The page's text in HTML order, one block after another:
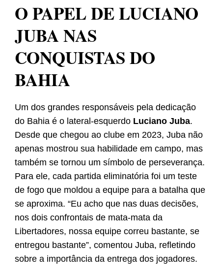
O PAPEL DE LUCIANO
JUBA NAS
CONQUISTAS DO
BAHIA
Um dos grandes responsáveis pela dedicação
do Bahia é o lateral-esquerdo Luciano Juba.
Desde que chegou ao clube em 2023, Juba não
apenas mostrou sua habilidade em campo, mas
também se tornou um símbolo de perseverança.
Para ele, cada partida eliminatória foi um teste
de fogo que moldou a equipe para a batalha que
se aproxima. “Eu acho que nas duas decisões,
nos dois confrontais de mata-mata da
Libertadores, nossa equipe correu bastante, se
entregou bastante”, comentou Juba, refletindo
sobre a importância da entrega dos jogadores.